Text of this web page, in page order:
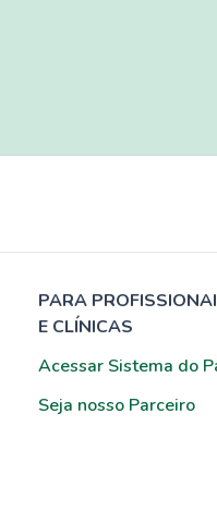
PARA
E CLÍNICAS
Acessar Sistema do
Seja nosso Parceiro